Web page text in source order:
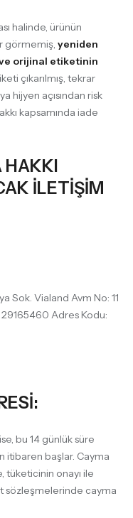
halinde, ürünün
görmemiş, yeniden
orijinal etiketinin
çıkarılmış, tekrar
hijyen açısından risk
kapsamında iade
HAKKI
İLETİŞİM
Sok. Vialand Avm No: 11
Adres Kodu:
bu 14 günlük süre
itibaren başlar. Cayma
tüketicinin onayı ile
sözleşmelerinde cayma